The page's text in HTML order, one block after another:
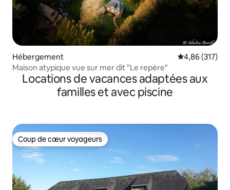
Hébergement Évaluation
4,86 (317)
Maison atypique vue sur mer dit "Le repère"
Locations de vacances adaptées aux
familles et avec piscine
Coup de cœur voyageurs
Coup de cœur voyageurs